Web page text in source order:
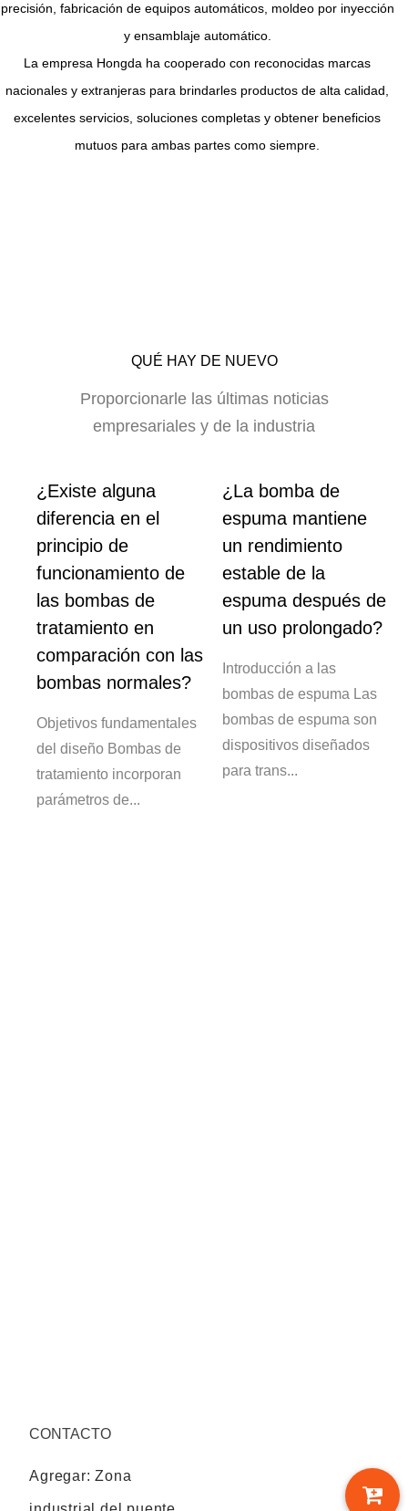
precisión, fabricación de equipos automáticos, moldeo por inyección
y ensamblaje automático.
La empresa Hongda ha cooperado con reconocidas marcas
nacionales y extranjeras para brindarles productos de alta calidad,
excelentes servicios, soluciones completas y obtener beneficios
mutuos para ambas partes como siempre.
QUÉ HAY DE NUEVO
Proporcionarle las últimas noticias
empresariales y de la industria
¿Existe alguna
diferencia en el
principio de
funcionamiento de
las bombas de
tratamiento en
comparación con las
bombas normales?
Objetivos fundamentales
del diseño Bombas de
tratamiento incorporan
parámetros de...
¿La bomba de
espuma mantiene
un rendimiento
estable de la
espuma después de
un uso prolongado?
Introducción a las
bombas de espuma Las
bombas de espuma son
dispositivos diseñados
para trans...
CONTACTO
Agregar: Zona